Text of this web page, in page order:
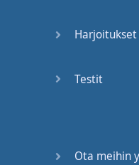
Harjoitukset
Testit
Ota meihin